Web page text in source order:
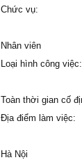
Chức vụ:
Nhân viên
Loại hình công việc:
Toàn thời gian cố
Địa điểm làm việc:
Hà Nội